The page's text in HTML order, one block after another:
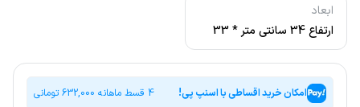
ابعاد
ارتفاع 34 سانتی متر * 33
سانتی متر طول * 14 سانتی
متر عرض
امکان خرید اقساطی با اسنپ پی! 4 قسط ماهانه 632,000 تومانی